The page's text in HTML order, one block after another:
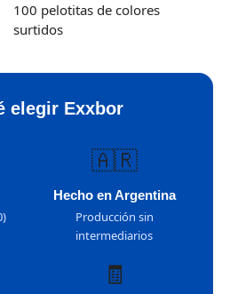
100 pelotitas de colores
surtidos
elegir Exxbor
🇦🇷
Hecho en Argentina
Producción sin
intermediarios
🧾